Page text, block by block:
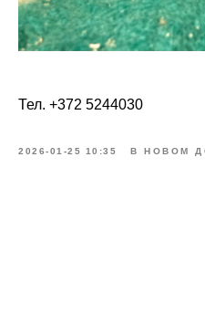
Тел. +372 5244030
2026-01-25 10:35 В НОВОМ